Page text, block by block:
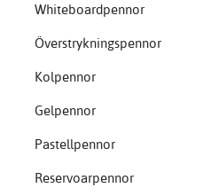
Whiteboardpennor
Överstrykningspennor
Kolpennor
Gelpennor
Pastellpennor
Reservoarpennor